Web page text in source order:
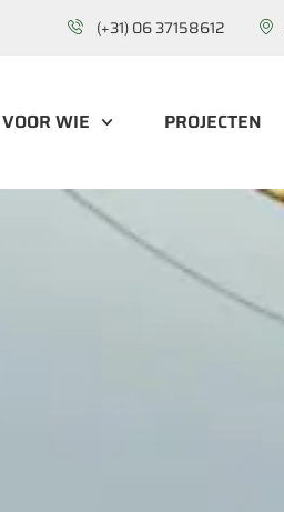
(+31) 06 37158612
VOOR WIE PROJECTEN